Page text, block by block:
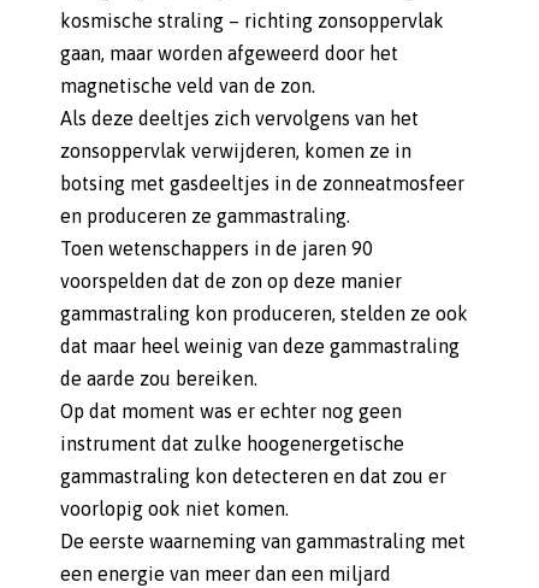
kosmische straling – richting zonsoppervlak
gaan, maar worden afgeweerd door het
magnetische veld van de zon.
Als deze deeltjes zich vervolgens van het
zonsoppervlak verwijderen, komen ze in
botsing met gasdeeltjes in de zonneatmosfeer
en produceren ze gammastraling.
Toen wetenschappers in de jaren 90
voorspelden dat de zon op deze manier
gammastraling kon produceren, stelden ze ook
dat maar heel weinig van deze gammastraling
de aarde zou bereiken.
Op dat moment was er echter nog geen
instrument dat zulke hoogenergetische
gammastraling kon detecteren en dat zou er
voorlopig ook niet komen.
De eerste waarneming van gammastraling met
een energie van meer dan een miljard